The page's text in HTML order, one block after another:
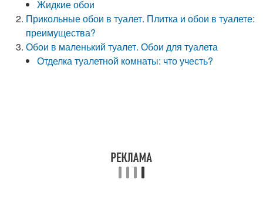
Жидкие обои
Прикольные обои в туалет. Плитка и обои в туалете:
преимущества?
Обои в маленький туалет. Обои для туалета
Отделка туалетной комнаты: что учесть?